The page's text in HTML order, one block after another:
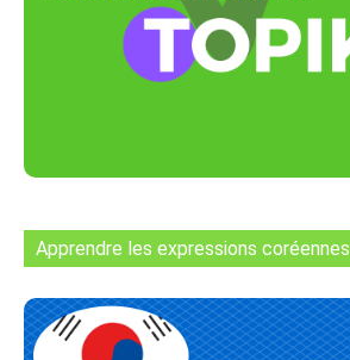
Apprendre les expressions coréennes